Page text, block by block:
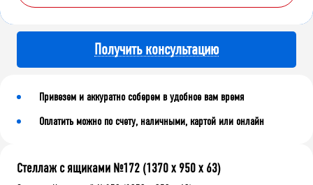
Получить консультацию
Привезем и аккуратно соберем в удобное вам время
Оплатить можно по счету, наличными, картой или онлайн
Стеллаж с ящиками №172 (1370 х 950 х 63)